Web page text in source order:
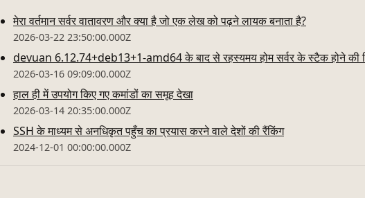
मेरा वर्तमान सर्वर वातावरण और क्या है जो एक लेख को पढ़ने लायक बनाता है?
2026-03-22 23:50:00.000Z
devuan 6.12.74+deb13+1-amd64 के बाद से रहस्यमय होम सर्वर के स्टैक होने की
2026-03-16 09:09:00.000Z
हाल ही में उपयोग किए गए कमांडों का समूह देखा
2026-03-14 20:35:00.000Z
SSH के माध्यम से अनधिकृत पहुँच का प्रयास करने वाले देशों की रैंकिंग
2024-12-01 00:00:00.000Z